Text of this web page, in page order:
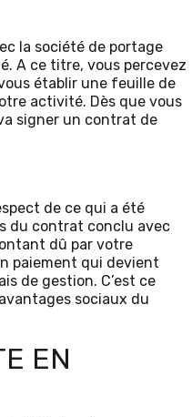
la société de portage
A ce titre, vous percevez
établir une feuille de
activité. Dès que vous
signer un contrat de
de ce qui a été
du contrat conclu avec
dû par votre
paiement qui devient
de gestion. C’est ce
sociaux du
EN